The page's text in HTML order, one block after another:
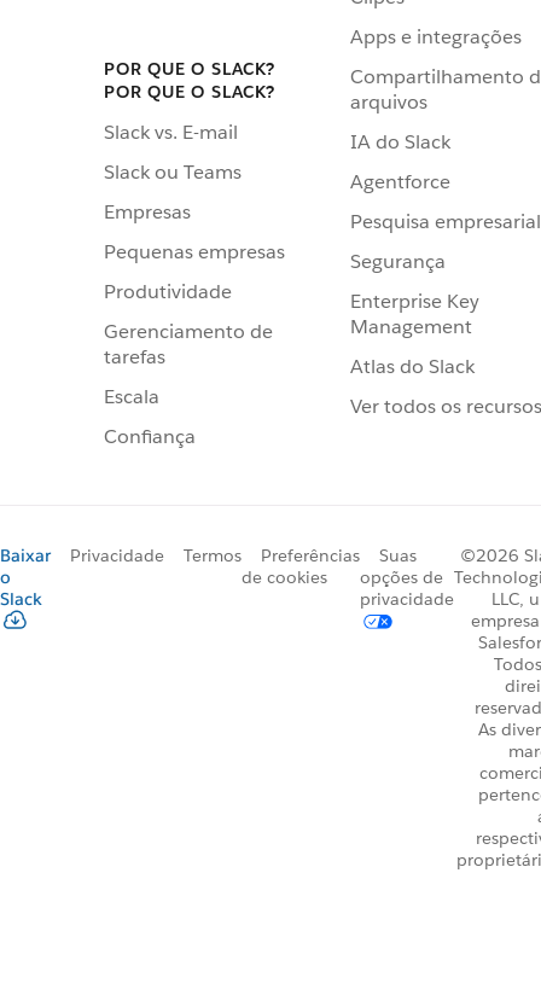
POR QUE O SLACK?
POR QUE O SLACK?
Slack vs. E-mail
Slack ou Teams
Empresas
Pequenas empresas
Produtividade
Gerenciamento de
tarefas
Escala
Confiança
Apps e integrações
Compartilhamento
arquivos
IA do Slack
Agentforce
Pesquisa empresarial
Segurança
Enterprise Key
Management
Atlas do Slack
Ver todos os recursos
Baixar
o
Slack
Privacidade Termos
Preferências
de cookies
Suas
opções de
privacidade
©2026
LLC,
As